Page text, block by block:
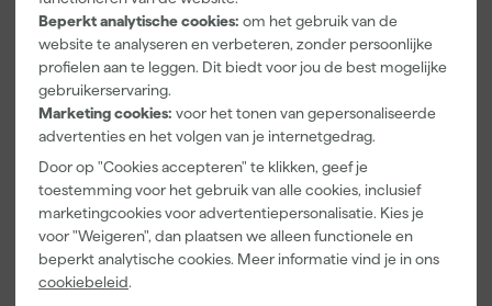
Beperkt analytische cookies: om het gebruik van de
website te analyseren en verbeteren, zonder persoonlijke
profielen aan te leggen. Dit biedt voor jou de best mogelijke
gebruikerservaring.
Marketing cookies: voor het tonen van gepersonaliseerde
advertenties en het volgen van je internetgedrag.
Door op "Cookies accepteren" te klikken, geef je
toestemming voor het gebruik van alle cookies, inclusief
marketingcookies voor advertentiepersonalisatie. Kies je
voor "Weigeren", dan plaatsen we alleen functionele en
beperkt analytische cookies. Meer informatie vind je in ons
cookiebeleid.
VC3011L
94,00
incl. BTW
39,00 39,00